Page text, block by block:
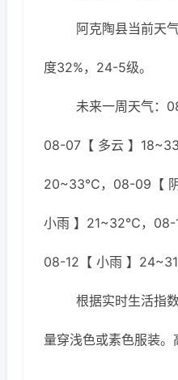
阿克陶县当前天
度32%，24-5级。
未来一周天气：
08-07【 多云 】
20~33℃，08-09【
小雨 】21~32℃，08-
08-12【 小雨 】
根据实时生活指
量穿浅色或素色服装。